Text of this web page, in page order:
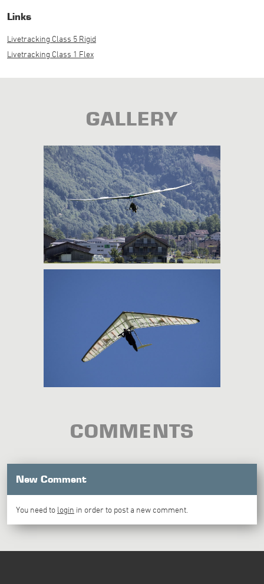
Links
Livetracking Class 5 Rigid
Livetracking Class 1 Flex
GALLERY
COMMENTS
New Comment
You need to login in order to post a new comment.